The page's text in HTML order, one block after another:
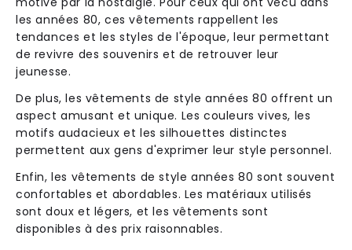
les années 80, ces vêtements rappellent les
tendances et les styles de l'époque, leur permettant
de revivre des souvenirs et de retrouver leur
jeunesse.
De plus, les vêtements de style années 80 offrent un
aspect amusant et unique. Les couleurs vives, les
motifs audacieux et les silhouettes distinctes
permettent aux gens d'exprimer leur style personnel.
Enfin, les vêtements de style années 80 sont souvent
confortables et abordables. Les matériaux utilisés
sont doux et légers, et les vêtements sont
disponibles à des prix raisonnables.